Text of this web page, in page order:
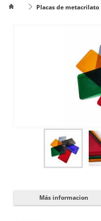
Placas de metacrilato
Más informacion